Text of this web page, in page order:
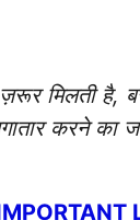
ज़रूर मिलती है,
करने का